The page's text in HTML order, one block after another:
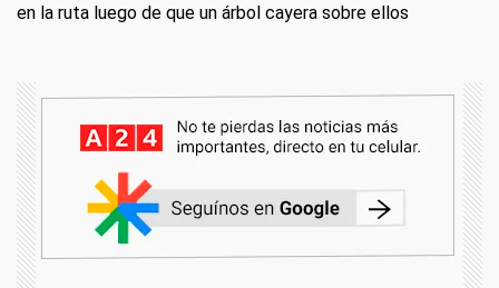
en la ruta luego de que un árbol cayera sobre ellos